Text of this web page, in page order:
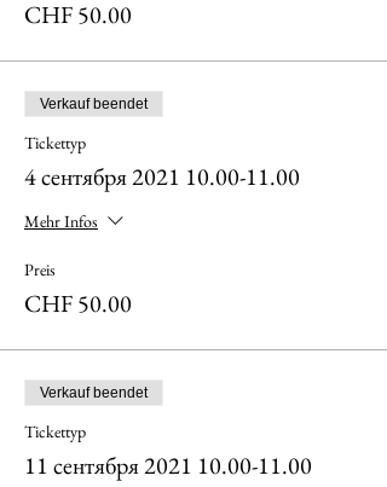
CHF 50.00
Verkauf beendet
Tickettyp
4 сентября 2021 10.00-11.00
Mehr Infos
Preis
CHF 50.00
Verkauf beendet
Tickettyp
11 сентября 2021 10.00-11.00